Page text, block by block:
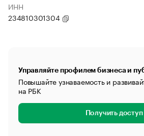
ИНН
234810301304
Управляйте профилем бизнеса и
Повышайте узнаваемость и
на РБК
Получить доступ